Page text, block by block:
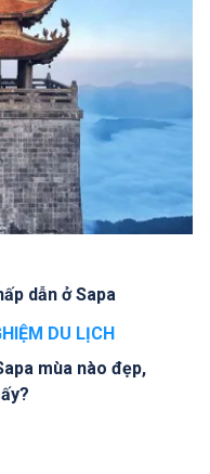
dẫn ở Sapa
DU LỊCH
mùa nào đẹp,